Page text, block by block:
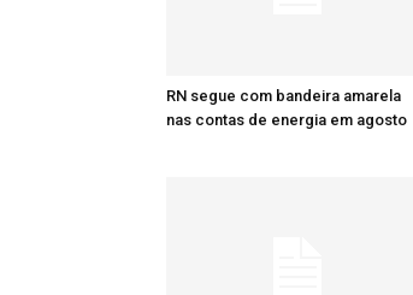
RN segue com bandeira amarela
nas contas de energia em agosto